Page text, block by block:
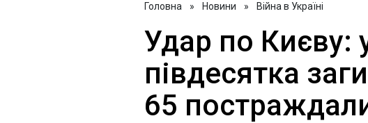
Головна » Новини » Війна в Україні
Удар по Києву:
півдесятка
65